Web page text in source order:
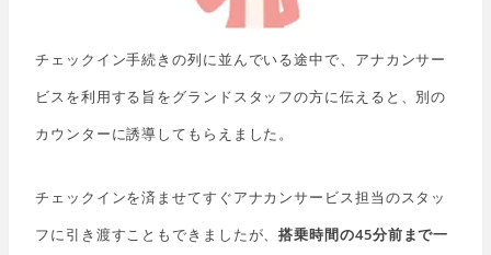
チェックイン手続きの列に並んでいる途中で、アナカンサー
ビスを利用する旨をグランドスタッフの方に伝えると、別の
カウンターに誘導してもらえました。
チェックインを済ませてすぐアナカンサービス担当のスタッ
フに引き渡すこともできましたが、搭乗時間の45分前まで一